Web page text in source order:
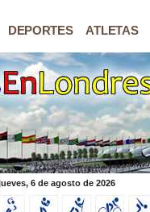
DEPORTES ATLETAS
6 de agosto de 2026